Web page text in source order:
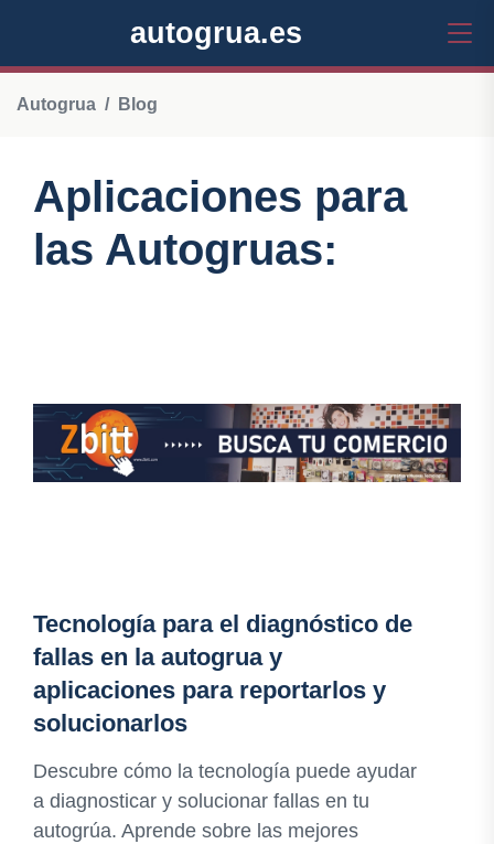
autogrua.es
Autogrua Blog
Aplicaciones para
las Autogruas:
Tecnología para el diagnóstico de
fallas en la autogrua y
aplicaciones para reportarlos y
solucionarlos
Descubre cómo la tecnología puede ayudar
a diagnosticar y solucionar fallas en tu
autogrúa. Aprende sobre las mejores